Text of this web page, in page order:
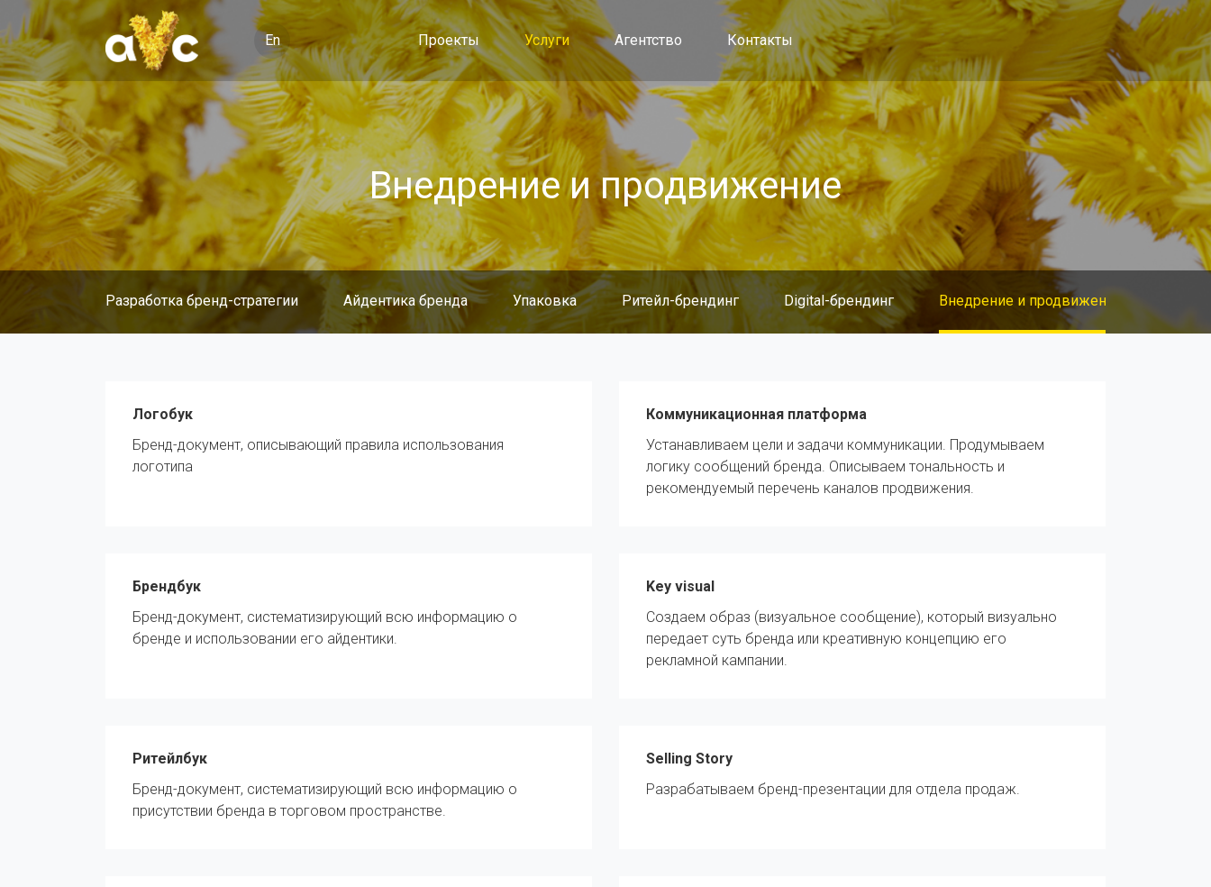
En Проекты Услуги Агентство Контакты
Внедрение и продвижение
Разработка бренд-стратегии Айдентика бренда Упаковка Ритейл-брендинг Digital-брендинг Внедрение и продвижение
Логобук
Бренд-документ, описывающий правила использования
логотипа
Коммуникационная платформа
Устанавливаем цели и задачи коммуникации. Продумываем
логику сообщений бренда. Описываем тональность и
рекомендуемый перечень каналов продвижения.
Брендбук
Бренд-документ, систематизирующий всю информацию о
бренде и использовании его айдентики.
Key visual
Создаем образ (визуальное сообщение), который визуально
передает суть бренда или креативную концепцию его
рекламной кампании.
Ритейлбук
Бренд-документ, систематизирующий всю информацию о
присутствии бренда в торговом пространстве.
Selling Story
Разрабатываем бренд-презентации для отдела продаж.